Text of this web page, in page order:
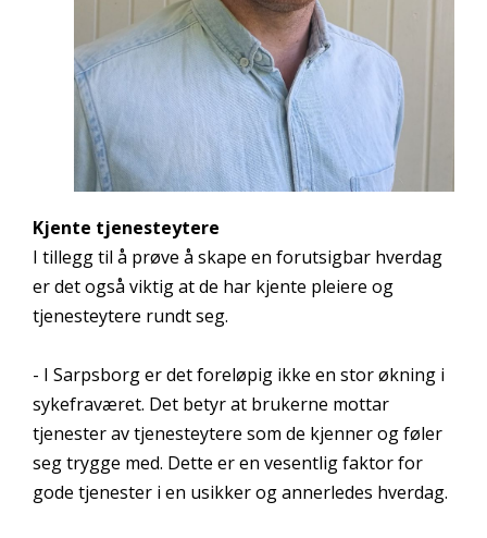
Kjente tjenesteytere
I tillegg til å prøve å skape en forutsigbar hverdag
er det også viktig at de har kjente pleiere og
tjenesteytere rundt seg.
- I Sarpsborg er det foreløpig ikke en stor økning i
sykefraværet. Det betyr at brukerne mottar
tjenester av tjenesteytere som de kjenner og føler
seg trygge med. Dette er en vesentlig faktor for
gode tjenester i en usikker og annerledes hverdag.